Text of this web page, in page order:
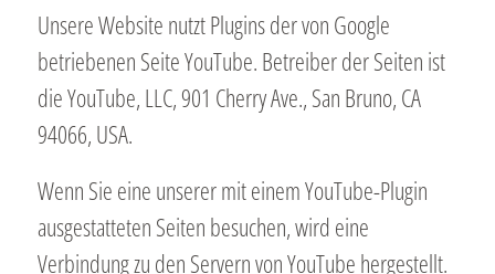
Unsere Website nutzt Plugins der von Google
betriebenen Seite YouTube. Betreiber der Seiten ist
die YouTube, LLC, 901 Cherry Ave., San Bruno, CA
94066, USA.
Wenn Sie eine unserer mit einem YouTube-Plugin
ausgestatteten Seiten besuchen, wird eine
Verbindung zu den Servern von YouTube hergestellt.